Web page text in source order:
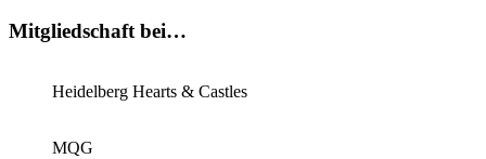
Mitgliedschaft bei…
Heidelberg Hearts & Castles
MQG